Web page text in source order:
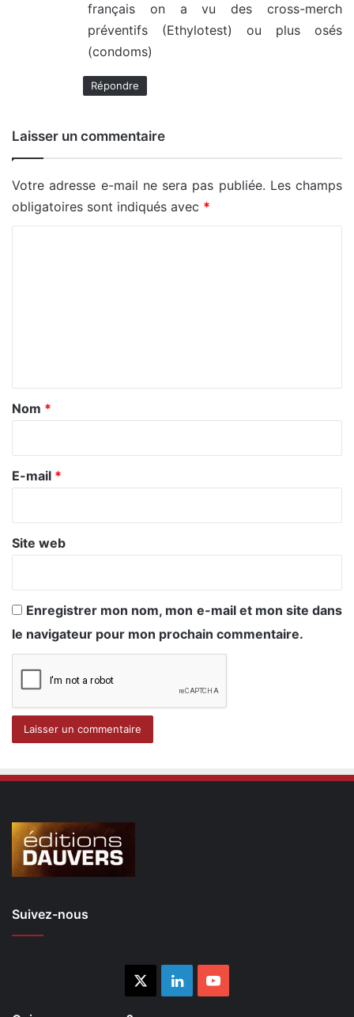
français on a vu des cross-merch
préventifs (Ethylotest) ou plus osés
(condoms)
Répondre
Laisser un commentaire
Votre adresse e-mail ne sera pas publiée. Les champs
obligatoires sont indiqués avec *
a
r
e
Nom *
E-mail *
Site web
Enregistrer mon nom, mon e-mail et mon site dans
le navigateur pour mon prochain commentaire.
Suivez-nous
LinkedinYouTube